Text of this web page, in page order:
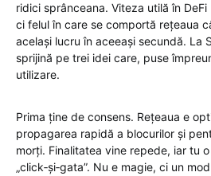
ridici sprânceana. Viteza utilă în
ci felul în care se comportă rețeaua
același lucru în aceeași secundă. La
sprijină pe trei idei care, puse
utilizare.
Prima ține de consens. Rețeaua e
propagarea rapidă a blocurilor și
morți. Finalitatea vine repede, iar tu
„click‑și‑gata”. Nu e magie, ci un